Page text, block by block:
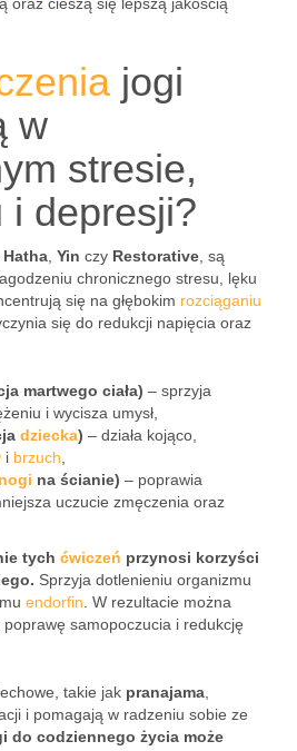
jogi
w
stresie,
i depresji?
Hatha Yin czy Restorative , są
chronicznego stresu, lęku
się na głębokim rozciąganiu
się do redukcji napięcia oraz
martwego ciała) – sprzyja
i wycisza umysł,
dziecka) – działa kojąco,
i brzuch
nogi na ścianie) – poprawia
uczucie zmęczenia oraz
tych ćwiczeń przynosi korzyści
Sprzyja dotlenieniu organizmu
endorfin . W rezultacie można
samopoczucia i redukcję
takie jak pranajama
i pomagają w radzeniu sobie ze
do codziennego życia może